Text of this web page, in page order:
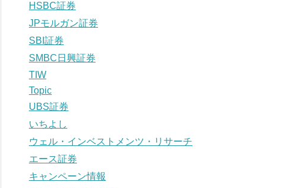
HSBC証券
JPモルガン証券
SBI証券
SMBC日興証券
TIW
Topic
UBS証券
いちよし
ウェル・インベストメンツ・リサーチ
エース証券
キャンペーン情報